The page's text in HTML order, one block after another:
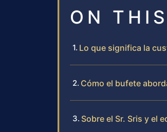
ON
Lo que significa la
Cómo el bufete
Sobre el Sr. Sris y el